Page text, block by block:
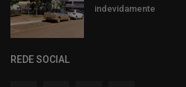
indevidamente
REDE SOCIAL